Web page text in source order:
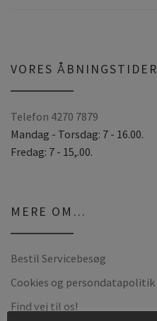
r
t
i
v
VORES ÅBNINGSTIDER
Telefon 4270 7879
Mandag - Torsdag: 7 - 16.00.
Fredag: 7 - 15,.00.
MERE OM…
Bestil Servicebesøg
Cookies og persondatapolitik
Find vej til os!